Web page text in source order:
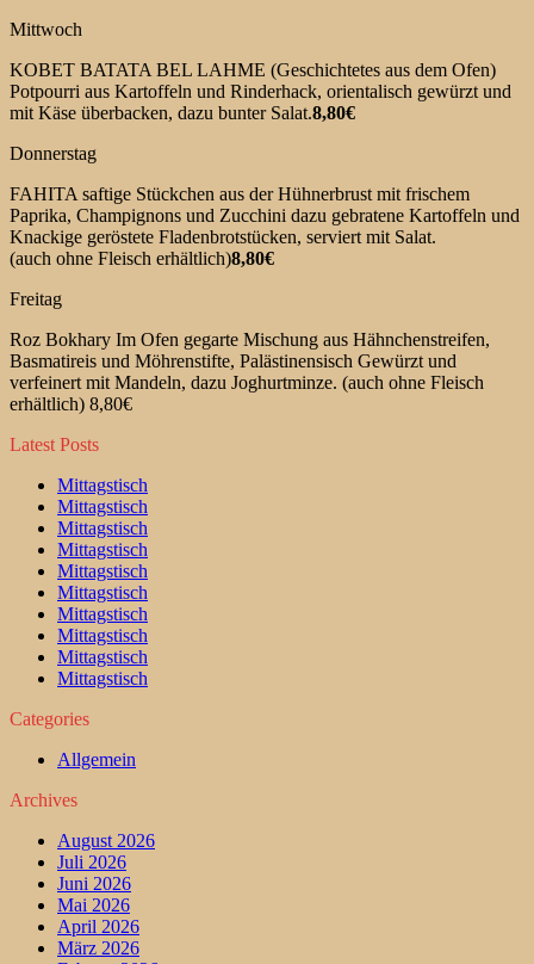
Mittwoch
KOBET BATATA BEL LAHME (Geschichtetes aus dem Ofen)
Potpourri aus Kartoffeln und Rinderhack, orientalisch gewürzt und
mit Käse überbacken, dazu bunter Salat.8,80€
Donnerstag
FAHITA saftige Stückchen aus der Hühnerbrust mit frischem
Paprika, Champignons und Zucchini dazu gebratene Kartoffeln und
Knackige geröstete Fladenbrotstücken, serviert mit Salat.
(auch ohne Fleisch erhältlich)8,80€
Freitag
Roz Bokhary Im Ofen gegarte Mischung aus Hähnchenstreifen,
Basmatireis und Möhrenstifte, Palästinensisch Gewürzt und
verfeinert mit Mandeln, dazu Joghurtminze. (auch ohne Fleisch
erhältlich) 8,80€
Latest Posts
Mittagstisch
Mittagstisch
Mittagstisch
Mittagstisch
Mittagstisch
Mittagstisch
Mittagstisch
Mittagstisch
Mittagstisch
Mittagstisch
Categories
Allgemein
Archives
August 2026
Juli 2026
Juni 2026
Mai 2026
April 2026
März 2026